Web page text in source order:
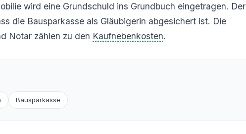
wird eine Grundschuld ins Grundbuch eingetragen. Der
die Bausparkasse als Gläubigerin abgesichert ist. Die
Notar zählen zu den Kaufnebenkosten.
Bausparkasse